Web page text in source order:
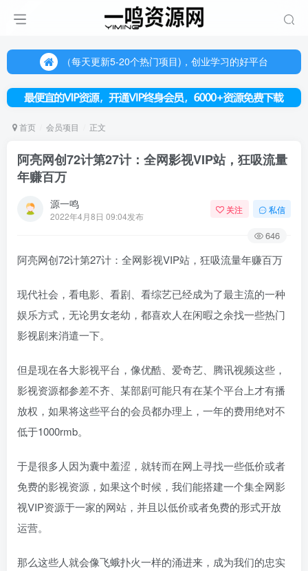
（每天更新5-20个热门项目)，创业学习的好平台
（每天更新5-20个热门项目)，创业学习的好平台
欢迎访问一鸣资源网，本站汇集数千网创课程和项目
首页 会员项目 正文
阿亮网创72计第27计：全网影视VIP站，狂吸流量
年赚百万
源一鸣
2022年4月8日 09:04发布
关注 私信
646
阿亮网创72计第27计：全网影视VIP站，狂吸流量年赚百万
现代社会，看电影、看剧、看综艺已经成为了最主流的一种
娱乐方式，无论男女老幼，都喜欢人在闲暇之余找一些热门
影视剧来消遣一下。
但是现在各大影视平台，像优酷、爱奇艺、腾讯视频这些，
影视资源都参差不齐、某部剧可能只有在某个平台上才有播
放权，如果将这些平台的会员都办理上，一年的费用绝对不
低于1000rmb。
于是很多人因为囊中羞涩，就转而在网上寻找一些低价或者
免费的影视资源，如果这个时候，我们能搭建一个集全网影
视VIP资源于一家的网站，并且以低价或者免费的形式开放
运营。
那么这些人就会像飞蛾扑火一样的涌进来，成为我们的忠实